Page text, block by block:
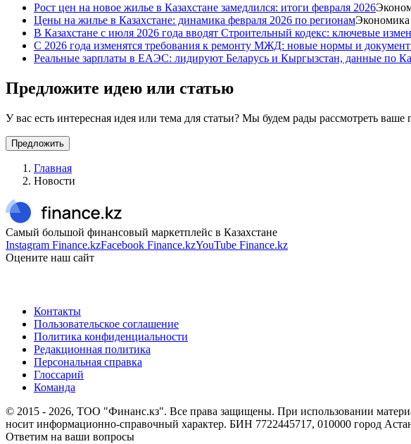
Рост цен на новое жилье в Казахстане замедлился: итоги февраля 2026
Цены на жилье в Казахстане: динамика февраля 2026 по регионамЭкономика
В Казахстане с июля 2026 года вводят Строительный кодекс: ключевые
С 2026 года изменятся требования к ремонту МЖД: новые нормы и
Реальные зарплаты в ЕАЭС: лидируют Беларусь и Кыргызстан, данные по
Предложите идею или статью
У вас есть интересная идея или тема для статьи? Мы будем рады рассмотреть ваше
Предложить
Главная
Новости
Самый большой финансовый маркетплейс в Казахстане
Instagram Finance.kzFacebook Finance.kzYouTube Finance.kz
Оцените наш сайт
Контакты
Пользовательское соглашение
Политика конфиденциальности
Редакционная политика
Персональная справка
Глоссарий
Команда
© 2015 - 2026, ТОО "Финанс.кз". Все права защищены. При использовании
носит информационно-справочный характер. БИН 7722445717, 010000 город
Ответим на ваши вопросы